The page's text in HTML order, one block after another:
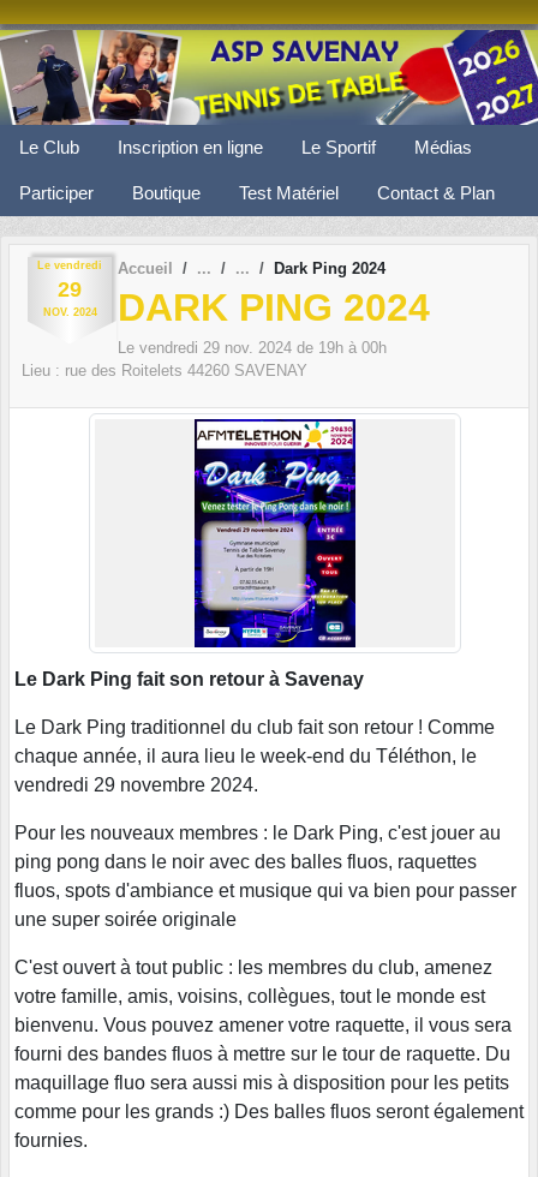
Le Club Inscription en ligne Le Sportif Médias
Participer Boutique Test Matériel Contact & Plan
Le vendredi
29
NOV. 2024
Accueil Dark Ping 2024
DARK PING 2024
Le vendredi 29 nov. 2024 de 19h à 00h
Lieu : rue des Roitelets 44260 SAVENAY
Le Dark Ping fait son retour à Savenay
Le Dark Ping traditionnel du club fait son retour ! Comme
chaque année, il aura lieu le week-end du Téléthon, le
vendredi 29 novembre 2024.
Pour les nouveaux membres : le Dark Ping, c'est jouer au
ping pong dans le noir avec des balles fluos, raquettes
fluos, spots d'ambiance et musique qui va bien pour passer
une super soirée originale
C'est ouvert à tout public : les membres du club, amenez
votre famille, amis, voisins, collègues, tout le monde est
bienvenu. Vous pouvez amener votre raquette, il vous sera
fourni des bandes fluos à mettre sur le tour de raquette. Du
maquillage fluo sera aussi mis à disposition pour les petits
comme pour les grands :) Des balles fluos seront également
fournies.